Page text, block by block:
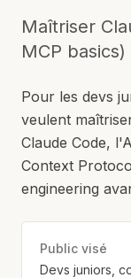
Maîtriser
MCP basics)
Pour les devs
veulent
Claude Code,
Context
engineering
Public visé
Devs juniors,